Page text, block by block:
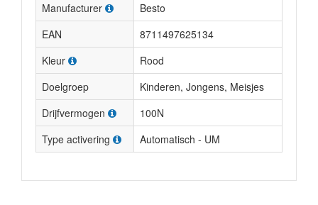
Manufacturer
Besto
EAN
8711497625134
Kleur
Rood
Doelgroep
Kinderen, Jongens, Meisjes
Drijfvermogen
100N
Type activering
Automatisch - UM